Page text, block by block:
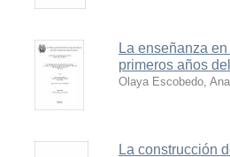
La enseñanza
primeros años
Olaya Escobedo,
La construcción